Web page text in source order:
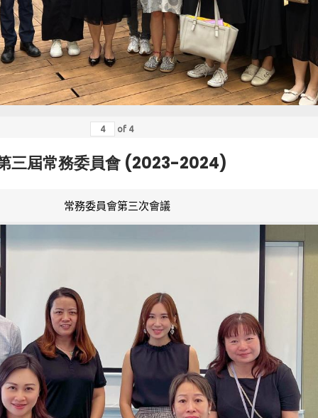
of 4
三屆常務委員會 (2023-2024)
常務委員會第三次會議